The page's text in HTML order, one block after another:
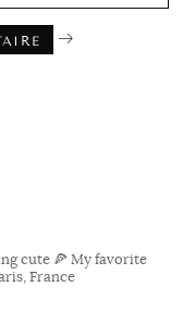
cute 🍕 My favorite
France